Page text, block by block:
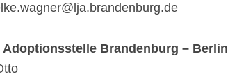
Adoptionsstelle Brandenburg – Berlin